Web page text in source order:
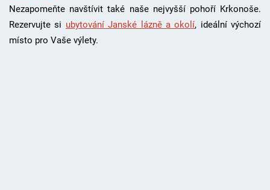
Nezapomeňte navštívit také naše nejvyšší pohoří Krkonoše.
Rezervujte si ubytování Janské lázně a okolí, ideální výchozí
místo pro Vaše výlety.